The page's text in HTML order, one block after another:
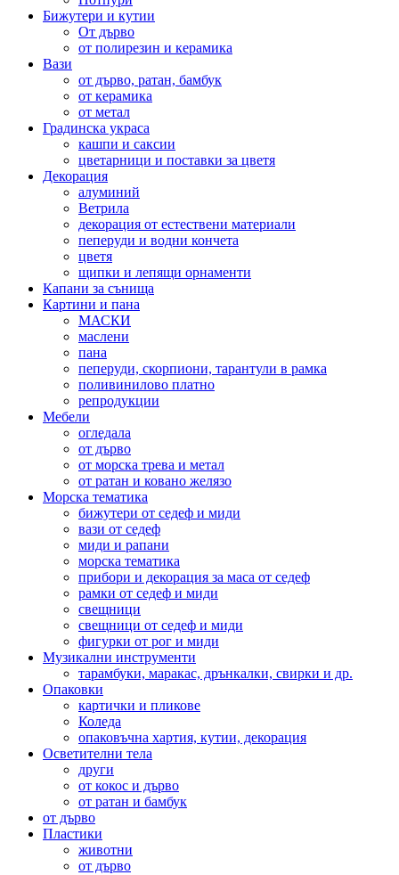
Бижутери и кутии
От дърво
от полирезин и керамика
Вази
от дърво, ратан, бамбук
от керамика
от метал
Градинска украса
кашпи и саксии
цветарници и поставки за цветя
Декорация
алуминий
Ветрила
декорация от естествени материали
пеперуди и водни кончета
цветя
щипки и лепящи орнаменти
Капани за сънища
Картини и пана
МАСКИ
маслени
пана
пеперуди, скорпиони, тарантули в рамка
поливинилово платно
репродукции
Мебели
огледала
от дърво
от морска трева и метал
от ратан и ковано желязо
Морска тематика
бижутери от седеф и миди
вази от седеф
миди и рапани
морска тематика
прибори и декорация за маса от седеф
рамки от седеф и миди
свещници
свещници от седеф и миди
фигурки от рог и миди
Музикални инструменти
тарамбуки, маракас, дрънкалки, свирки и др.
Опаковки
картички и пликове
Коледа
опаковъчна хартия, кутии, декорация
Осветителни тела
други
от кокос и дърво
от ратан и бамбук
от дърво
Пластики
животни
от дърво